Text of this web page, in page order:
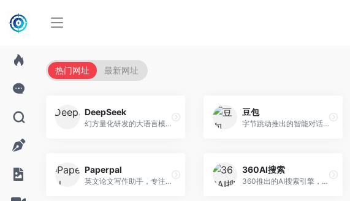
热门网址 最新网址
DeepSeek
幻方量化研发的大语言模型平台，专注于深度推理和代码生成能力。面向开发者、研究人员和技术爱好者，提供强大的逻辑推理和数学计算功能，开源生态完善，API接口友好。
豆包
字节跳动推出的智能对话助手平台，提供文本创作、知识问答、英语学习等多种AI服务。面向普通用户和内容创作者，支持多轮对话和文件解析，免费使用，响应速度快，中文理解能力强。
Paperpal
英文论文写作助手，专注于学术英语润色。面向需要发表国际期刊的研究者，提供语法检查、学术表达优化、格式规范等服务，英语表达地道专业。
360AI搜索
360推出的AI搜索引擎，专注于安全智能搜索。面向普通用户，提供智能问答、网页搜索、内容整理等服务，安全防护能力强。